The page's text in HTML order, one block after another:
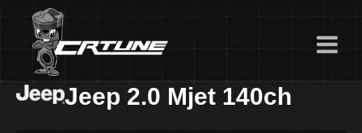
Jeep 2.0 Mjet 140ch